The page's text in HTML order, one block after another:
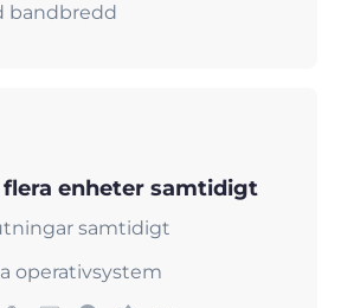
bandbredd
enheter samtidigt
samtidigt
operativsystem